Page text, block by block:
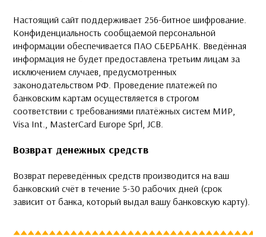
Настоящий сайт поддерживает 256-битное шифрование.
Конфиденциальность сообщаемой персональной
информации обеспечивается ПАО СБЕРБАНК. Введённая
информация не будет предоставлена третьим лицам за
исключением случаев, предусмотренных
законодательством РФ. Проведение платежей по
банковским картам осуществляется в строгом
соответствии с требованиями платёжных систем МИР,
Visa Int., MasterCard Europe Sprl, JCB.
Возврат денежных средств
Возврат переведённых средств производится на ваш
банковский счёт в течение 5-30 рабочих дней (срок
зависит от банка, который выдал вашу банковскую карту).